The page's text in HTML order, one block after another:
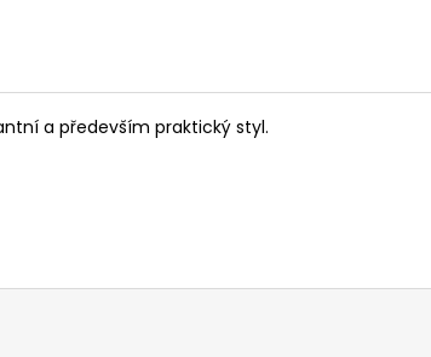
a především praktický styl.